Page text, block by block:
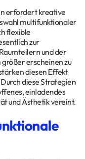
erfordert kreative
multifunktionaler
flexible
zur
und der
erscheinen zu
diesen Effekt
diese Strategien
einladendes
und Ästhetik vereint.